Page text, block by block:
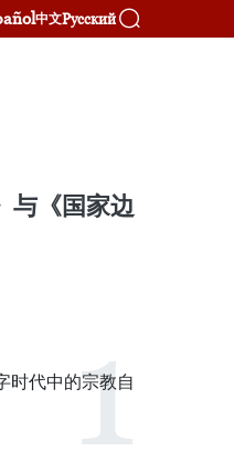
中文Русский
与《国家边
时代中的宗教自